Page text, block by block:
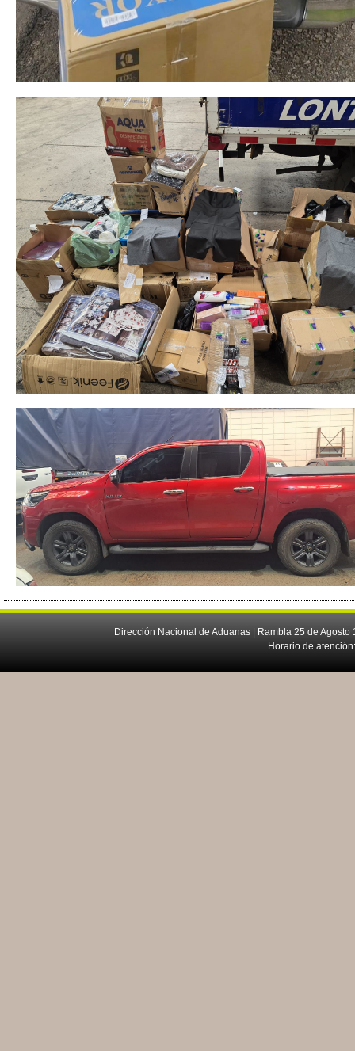
Dirección Nacional de Aduanas | Rambla 25 de
Horario de